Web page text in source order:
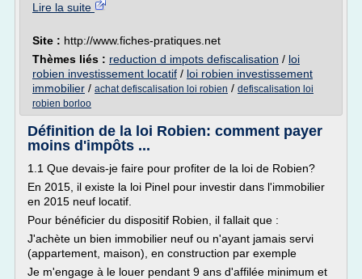
Lire la suite
Site : http://www.fiches-pratiques.net
Thèmes liés : reduction d impots defiscalisation / loi
robien investissement locatif / loi robien investissement
immobilier / achat defiscalisation loi robien / defiscalisation loi
robien borloo
Définition de la loi Robien: comment payer
moins d'impôts ...
1.1 Que devais-je faire pour profiter de la loi de Robien?
En 2015, il existe la loi Pinel pour investir dans l'immobilier
en 2015 neuf locatif.
Pour bénéficier du dispositif Robien, il fallait que :
J'achète un bien immobilier neuf ou n'ayant jamais servi
(appartement, maison), en construction par exemple
Je m'engage à le louer pendant 9 ans d'affilée minimum et